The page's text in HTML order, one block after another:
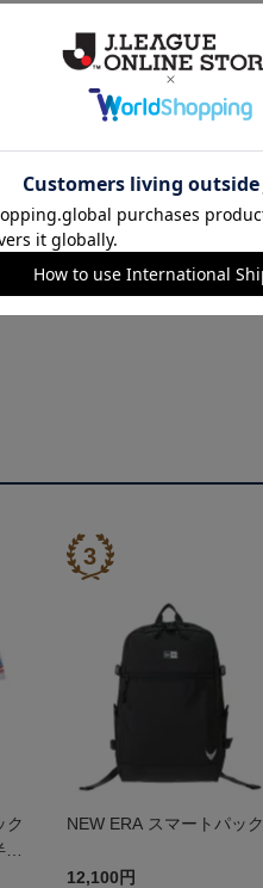
ク
NEW ERA スマートパック
12,100円